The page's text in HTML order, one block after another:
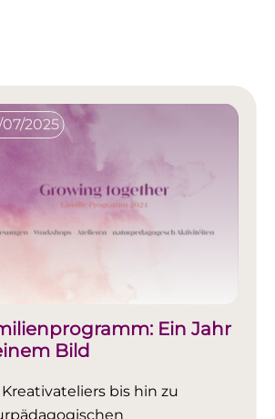
07/2025
Ein Jahr
Bild
bis hin zu